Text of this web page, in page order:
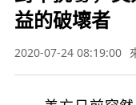
益的破壞者
2020-07-24 08:19:00